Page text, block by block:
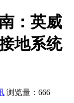
：英威
地系统
浏览量：666